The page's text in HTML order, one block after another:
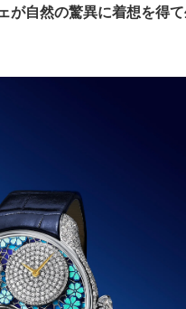
が自然の驚異に着想を得